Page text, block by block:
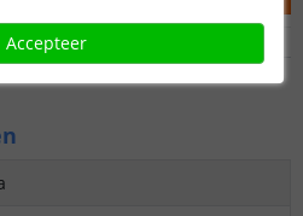
Accepteer